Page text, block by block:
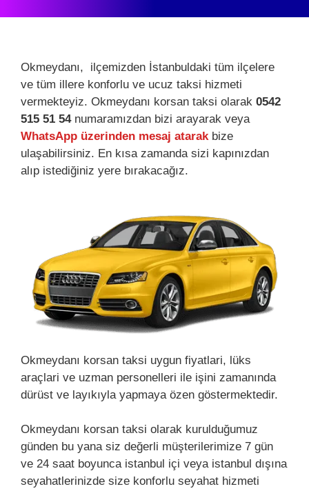
Okmeydanı, ilçemizden İstanbuldaki tüm ilçelere
ve tüm illere konforlu ve ucuz taksi hizmeti
vermekteyiz. Okmeydanı korsan taksi olarak 0542
515 51 54numaramızdan bizi arayarak veya
WhatsApp üzerinden mesaj atarak bize
ulaşabilirsiniz. En kısa zamanda sizi kapınızdan
alıp istediğiniz yere bırakacağız.
Okmeydanı korsan taksi uygun fiyatlari, lüks
araçlari ve uzman personelleri ile işini zamanında
dürüst ve layıkıyla yapmaya özen göstermektedir.
Okmeydanı korsan taksi olarak kurulduğumuz
günden bu yana siz değerli müşterilerimize 7 gün
ve 24 saat boyunca istanbul içi veya istanbul dışına
seyahatlerinizde size konforlu seyahat hizmeti